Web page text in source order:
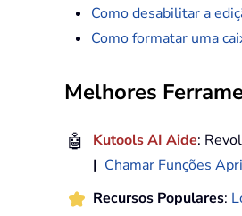
Como desabilitar a
Como formatar uma
Melhores
🤖 Kutools AI Aide:
| Chamar Funções
Recursos Populares: